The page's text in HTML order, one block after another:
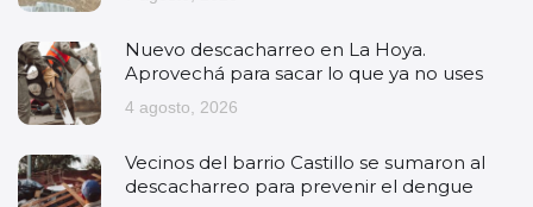
Nuevo descacharreo en La Hoya.
Aprovechá para sacar lo que ya no uses
4 agosto, 2026
Vecinos del barrio Castillo se sumaron al
descacharreo para prevenir el dengue